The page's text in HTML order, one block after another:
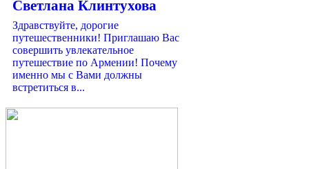
Светлана Клинтухова
Здравствуйте, дорогие
путешественники! Приглашаю Вас
совершить увлекательное
путешествие по Армении! Почему
именно мы с Вами должны
встретиться в...